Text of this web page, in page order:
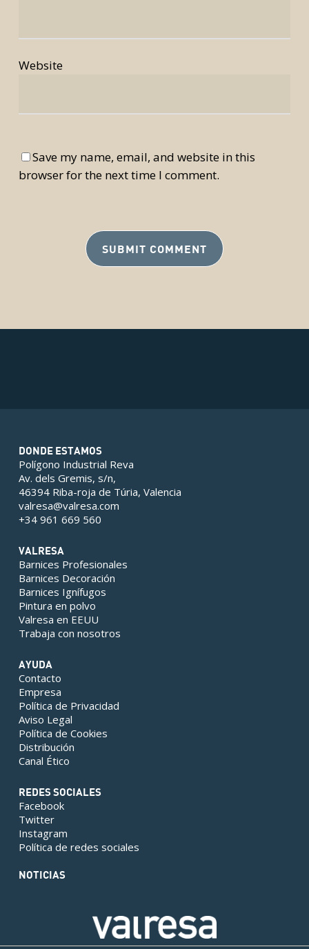
Website
Save my name, email, and website in this
browser for the next time I comment.
DONDE ESTAMOS
Polígono Industrial Reva
Av. dels Gremis, s/n,
46394 Riba-roja de Túria, Valencia
valresa@valresa.com
+34 961 669 560
VALRESA
Barnices Profesionales
Barnices Decoración
Barnices Ignífugos
Pintura en polvo
Valresa en EEUU
Trabaja con nosotros
AYUDA
Contacto
Empresa
Política de Privacidad
Aviso Legal
Política de Cookies
Distribución
Canal Ético
REDES SOCIALES
Facebook
Twitter
Instagram
Política de redes sociales
NOTICIAS